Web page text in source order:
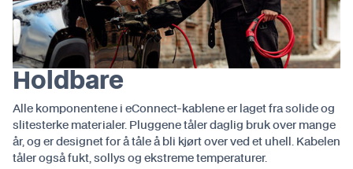
Holdbare
Alle komponentene i eConnect-kablene er laget fra solide og
slitesterke materialer. Pluggene tåler daglig bruk over mange
år, og er designet for å tåle å bli kjørt over ved et uhell. Kabelen
tåler også fukt, sollys og ekstreme temperaturer.